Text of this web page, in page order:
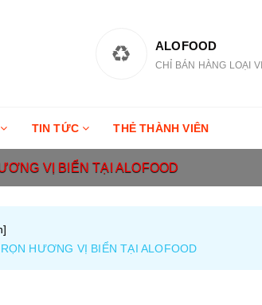
ALOFOOD
CHỈ BÁN HÀNG LOẠI
TIN TỨC THẺ THÀNH VIÊN
VỊ BIỂN TẠI ALOFOOD
]
HƯƠNG VỊ BIỂN TẠI ALOFOOD